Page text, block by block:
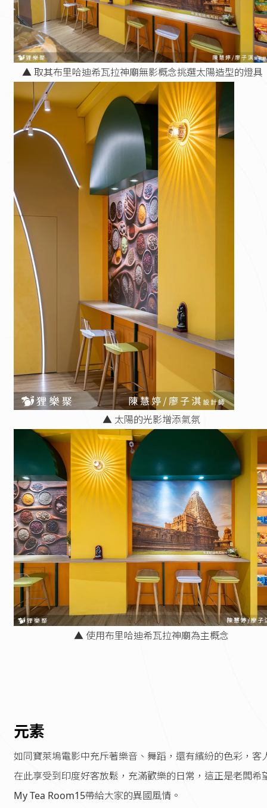
▲ 取其布里哈迪希瓦拉神廟無影概念挑選太陽造型的燈具
▲ 太陽的光影增添氣氛
▲ 使用布里哈迪希瓦拉神廟為主概念
元素
如同寶萊塢電影中充斥著樂音、舞蹈，還有繽紛的色彩，客
在此享受到印度好客放鬆，充滿歡樂的日常，這正是老闆希
My Tea Room15帶給大家的異國風情。